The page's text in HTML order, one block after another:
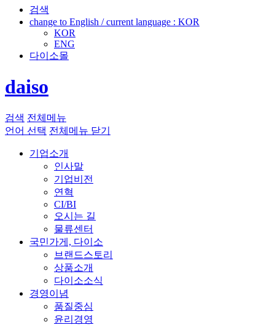
검색
change to English / current language : KOR
KOR
ENG
다이소몰
daiso
검색 전체메뉴
언어 선택 전체메뉴 닫기
기업소개
인사말
기업비전
연혁
CI/BI
오시는 길
물류센터
국민가게, 다이소
브랜드스토리
상품소개
다이소소식
경영이념
품질중심
윤리경영